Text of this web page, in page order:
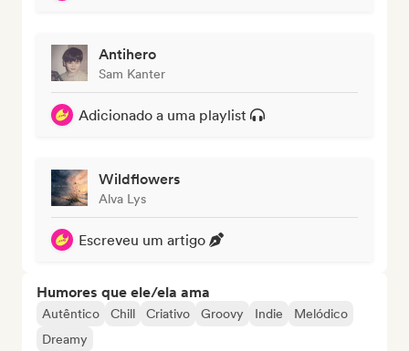
Antihero
Sam Kanter
Adicionado a uma playlist
Wildflowers
Alva Lys
Escreveu um artigo
Humores que ele/ela ama
Autêntico Chill Criativo Groovy Indie
Melódico
Dreamy